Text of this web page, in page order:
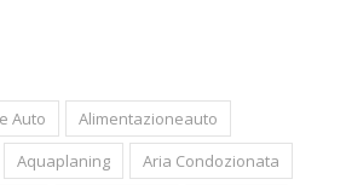
Auto
Alimentazioneauto
Aquaplaning
Aria Condozionata